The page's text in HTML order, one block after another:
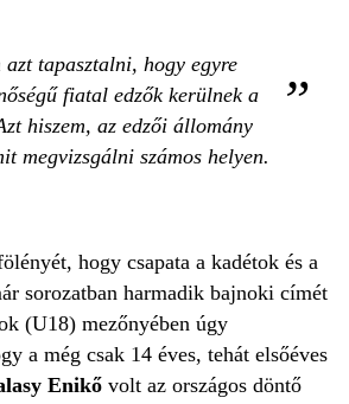
azt tapasztalni, hogy egyre
fiatal edzők kerülnek a
hiszem, az edzői állomány
megvizsgálni számos helyen.
hogy csapata a kadétok és a
sorozatban harmadik bajnoki címét
(U18) mezőnyében úgy
a még csak 14 éves, tehát elsőéves
Enikő volt az országos döntő